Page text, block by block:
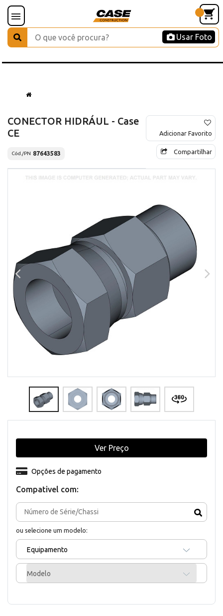
Usar Foto
CONECTOR HIDRÁUL - Case
CE
Cód./PN 87643583
Adicionar Favorito
Compartilhar
Compativel com:
ou selecione um modelo:
Equipamento
Modelo
Opções de pagamento
Ver Preço